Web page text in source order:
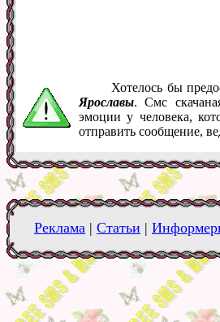
Хотелось бы
Ярославы. Смс
эмоции у человека,
отправить сообщение,
Реклама | Статьи |